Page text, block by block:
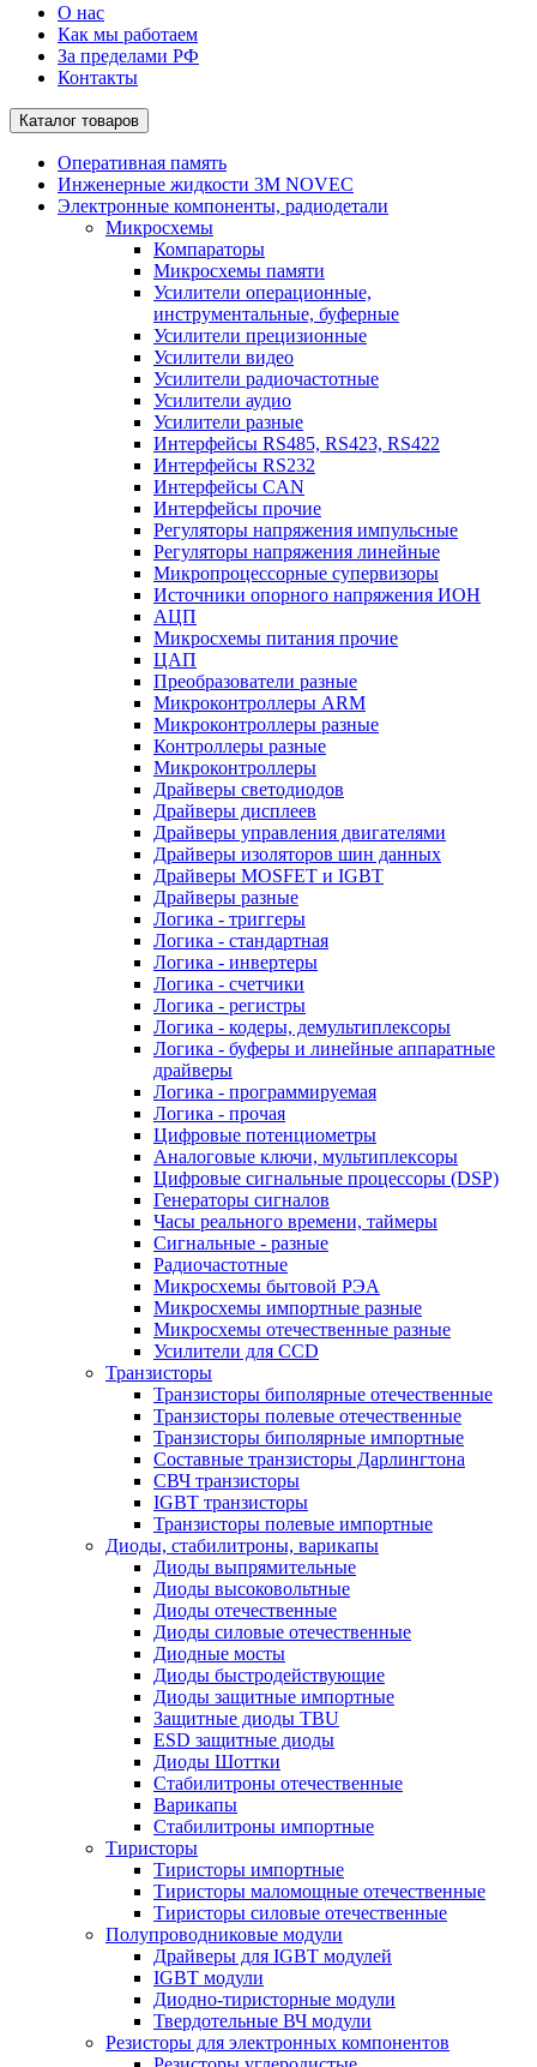
О нас
Как мы работаем
За пределами РФ
Контакты
Каталог товаров
Оперативная память
Инженерные жидкости 3M NOVEC
Электронные компоненты, радиодетали
Микросхемы
Компараторы
Микросхемы памяти
Усилители операционные,
инструментальные, буферные
Усилители прецизионные
Усилители видео
Усилители радиочастотные
Усилители аудио
Усилители разные
Интерфейсы RS485, RS423, RS422
Интерфейсы RS232
Интерфейсы CAN
Интерфейсы прочие
Регуляторы напряжения импульсные
Регуляторы напряжения линейные
Микропроцессорные супервизоры
Источники опорного напряжения ИОН
АЦП
Микросхемы питания прочие
ЦАП
Преобразователи разные
Микроконтроллеры ARM
Микроконтроллеры разные
Контроллеры разные
Микроконтроллеры
Драйверы светодиодов
Драйверы дисплеев
Драйверы управления двигателями
Драйверы изоляторов шин данных
Драйверы MOSFET и IGBT
Драйверы разные
Логика - триггеры
Логика - стандартная
Логика - инвертеры
Логика - счетчики
Логика - регистры
Логика - кодеры, демультиплексоры
Логика - буферы и линейные аппаратные
драйверы
Логика - программируемая
Логика - прочая
Цифровые потенциометры
Аналоговые ключи, мультиплексоры
Цифровые сигнальные процессоры (DSP)
Генераторы сигналов
Часы реального времени, таймеры
Сигнальные - разные
Радиочастотные
Микросхемы бытовой РЭА
Микросхемы импортные разные
Микросхемы отечественные разные
Усилители для CCD
Транзисторы
Транзисторы биполярные отечественные
Транзисторы полевые отечественные
Транзисторы биполярные импортные
Составные транзисторы Дарлингтона
СВЧ транзисторы
IGBT транзисторы
Транзисторы полевые импортные
Диоды, стабилитроны, варикапы
Диоды выпрямительные
Диоды высоковольтные
Диоды отечественные
Диоды силовые отечественные
Диодные мосты
Диоды быстродействующие
Диоды защитные импортные
Защитные диоды TBU
ESD защитные диоды
Диоды Шоттки
Стабилитроны отечественные
Варикапы
Стабилитроны импортные
Тиристоры
Тиристоры импортные
Тиристоры маломощные отечественные
Тиристоры силовые отечественные
Полупроводниковые модули
Драйверы для IGBT модулей
IGBT модули
Диодно-тиристорные модули
Твердотельные ВЧ модули
Резисторы для электронных компонентов